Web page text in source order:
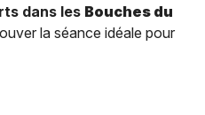
dans les Bouches du
la séance idéale pour